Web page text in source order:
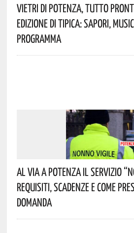
Vietri Di Potenza, Tutto
Edizione Di Tipica: Sapori,
Programma
Al Via A Potenza Il Servizio
Requisiti, Scadenze E Come
Domanda